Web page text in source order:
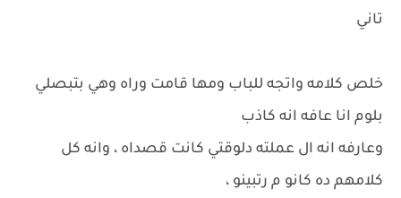
تاني
خلص كلامه واتجه للباب ومها قامت وراه وهي بتبصلي
بلوم انا عافه انه كاذب
وعارفه انه ال عملته دلوقتي كانت قصداه ، وانه كل
كلامهم ده كانو م رتبينو ،